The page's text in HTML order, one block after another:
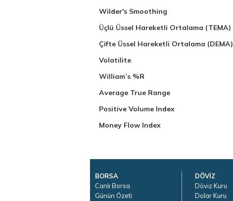
Wilder's Smoothing
Üçlü Üssel Hareketli Ortalama (TEMA)
Çifte Üssel Hareketli Ortalama (DEMA)
Volatilite
William’s %R
Average True Range
Positive Volume Index
Money Flow Index
BORSA
Canlı Borsa
Günün Özeti
DÖVİZ
Döviz Kuru
Dolar Kuru